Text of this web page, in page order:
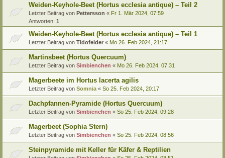
Weiden-Keyhole-Beet (Hortus ecclesia antique) – Teil 2
Letzter Beitrag von Pettersson « Fr 1. Mär 2024, 07:59
Antworten: 1
Weiden-Keyhole-Beet (Hortus ecclesia antique) – Teil 1
Letzter Beitrag von Tidofelder « Mo 26. Feb 2024, 21:17
Martinsbeet (Hortus Quercuum)
Letzter Beitrag von Simbienchen « Mo 26. Feb 2024, 07:31
Magerbeete im Hortus lacerta agilis
Letzter Beitrag von Somnia « So 25. Feb 2024, 20:17
Dachpfannen-Pyramide (Hortus Quercuum)
Letzter Beitrag von Simbienchen « So 25. Feb 2024, 09:28
Magerbeet (Sophia Stern)
Letzter Beitrag von Simbienchen « So 25. Feb 2024, 08:56
Steinpyramide mit Keller für Käfer & Reptilien